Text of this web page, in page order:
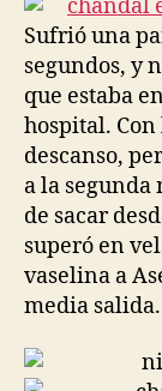
Sufrió una
segundos, y
que estaba
hospital.
descanso,
a la segunda
de sacar
superó en
vaselina a
media salida.